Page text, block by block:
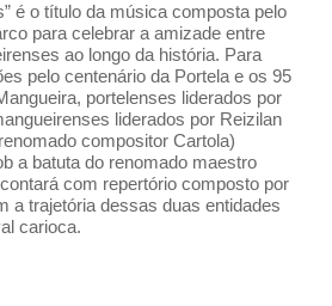
é o título da música composta pelo
para celebrar a amizade entre
ao longo da história. Para
pelo centenário da Portela e os 95
portelenses liderados por
liderados por Reizilan
compositor Cartola)
a batuta do renomado maestro
com repertório composto por
a trajetória dessas duas entidades
carioca.